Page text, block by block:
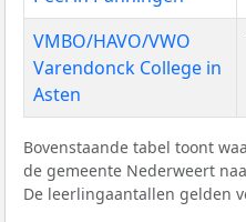
VMBO/HAVO/VWO
Varendonck College in
Asten
Bovenstaande tabel toont
de gemeente Nederweert
De leerlingaantallen gelden